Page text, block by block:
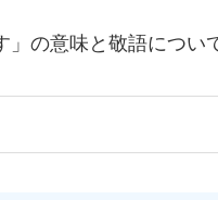
の意味と敬語につい